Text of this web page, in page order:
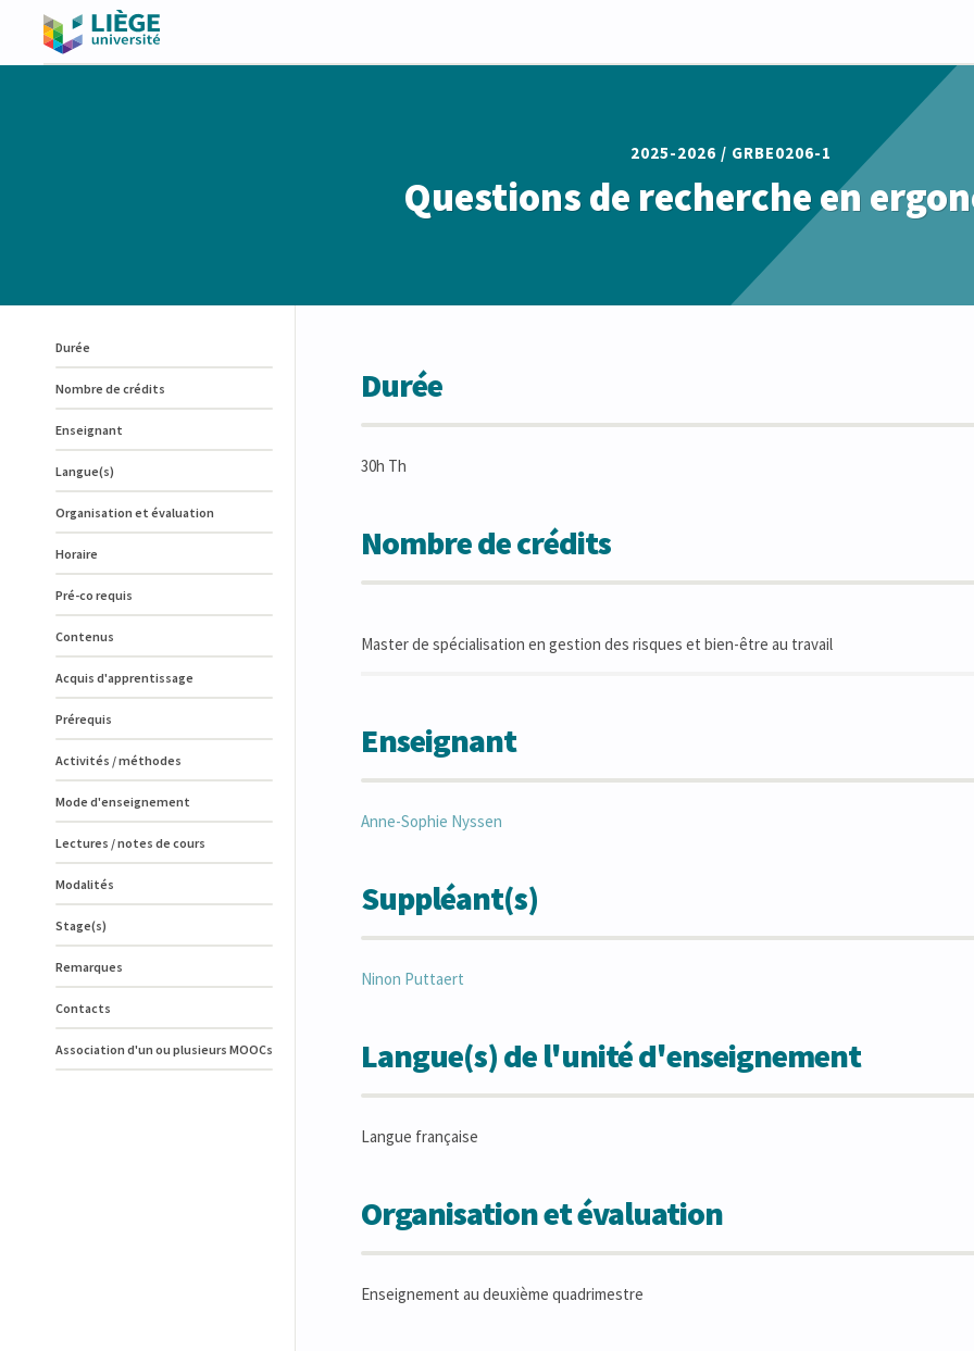
2025-2026 / GRBE0206-1
Questions de recherche en
Durée
Nombre de crédits
Enseignant
Langue(s)
Organisation et évaluation
Horaire
Pré-co requis
Contenus
Acquis d'apprentissage
Prérequis
Activités / méthodes
Mode d'enseignement
Lectures / notes de cours
Modalités
Stage(s)
Remarques
Contacts
Association d'un ou plusieurs MOOCs
Durée
30h Th
Nombre de crédits
Master de spécialisation en gestion des risques et bien-être au travail
Enseignant
Anne-Sophie Nyssen
Suppléant(s)
Ninon Puttaert
Langue(s) de l'unité d'enseignement
Langue française
Organisation et évaluation
Enseignement au deuxième quadrimestre